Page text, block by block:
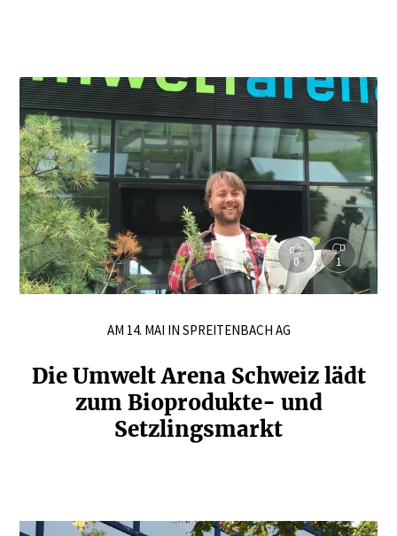
0 1
AM 14. MAI IN SPREITENBACH AG
Die Umwelt Arena Schweiz lädt
zum Biopro­dukte- und
Setzlings­markt